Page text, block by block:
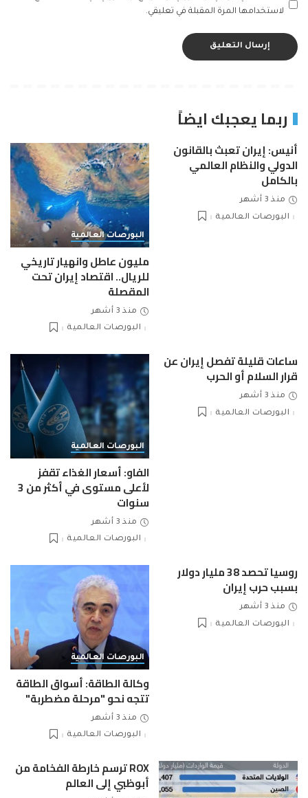
لاستخدامها المرة المقبلة في تعليقي.
ربما يعجبك ايضاً
أنيس: إيران تعبث بالقانون
الدولي والنظام العالمي
بالكامل
منذ 3 أشهر
البورصات العالمية
البورصات العالمية
مليون عاطل وانهيار تاريخي
للريال.. اقتصاد إيران تحت
المقصلة
منذ 3 أشهر
البورصات العالمية
ساعات قليلة تفصل إيران عن
قرار السلام أو الحرب
منذ 3 أشهر
البورصات العالمية
البورصات العالمية
الفاو: أسعار الغذاء تقفز
لأعلى مستوى في أكثر من 3
سنوات
منذ 3 أشهر
البورصات العالمية
روسيا تحصد 38 مليار دولار
بسبب حرب إيران
منذ 3 أشهر
البورصات العالمية
البورصات العالمية
وكالة الطاقة: أسواق الطاقة
تتجه نحو "مرحلة مضطربة"
منذ 3 أشهر
البورصات العالمية
ROX ترسم خارطة الفخامة من
أبوظبي إلى العالم